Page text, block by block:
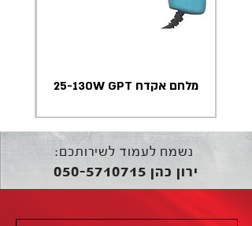
מלחם אקדח 25-130W GPT
נשמח לעמוד לשירותכם:
ירון כהן 050-5710715